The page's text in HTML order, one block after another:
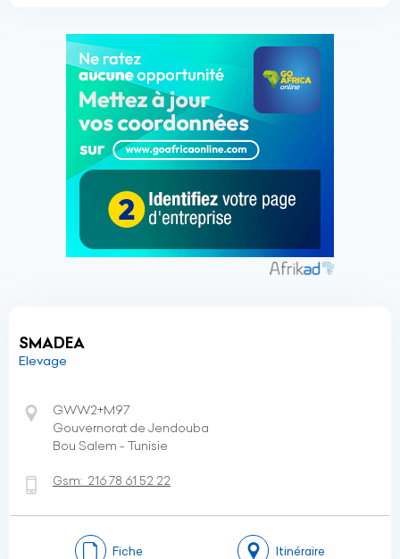
SMADEA
Elevage
GWW2+M97
Gouvernorat de Jendouba
Bou Salem - Tunisie
Gsm: 216 78 61 52 22
Fiche Itinéraire